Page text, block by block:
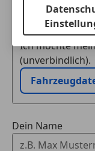
*Otto Partikel
Ich möchte
(unverbindlich).
Dein Name